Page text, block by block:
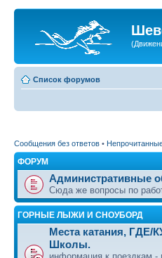
Список форумов
Сообщения без ответов •
ФОРУМ
Административные
Сюда же вопросы по
ГОРНЫЕ ЛЫЖИ И СНОУБОРД
Места катания, ГДЕ/
Школы.